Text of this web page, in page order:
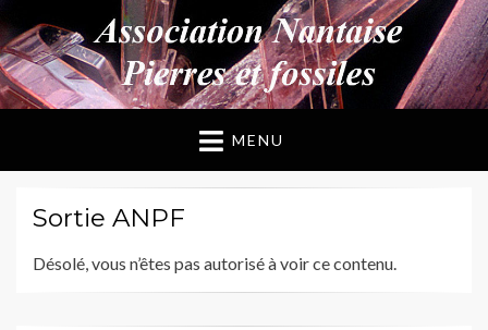
ANPF
Association Nantaise Pierres et Fossiles
MENU
Sortie ANPF
Désolé, vous n’êtes pas autorisé à voir ce contenu.